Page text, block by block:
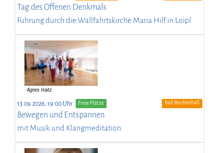
Tag des Offenen Denkmals
Führung durch die Wallfahrtskirche Maria Hilf in Loipl
13.09.2026, 19:00 Uhr Freie Plätze Bad Reichenhall
Bewegen und Entspannen
mit Musik und Klangmeditation